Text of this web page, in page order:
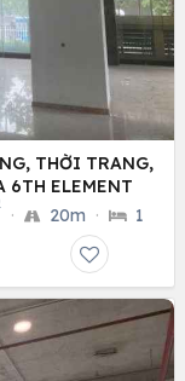
THỜI TRANG,
NHÀ HÀNG - TẦNG 1, TÒA 6TH ELEMENT
· 20m · 1